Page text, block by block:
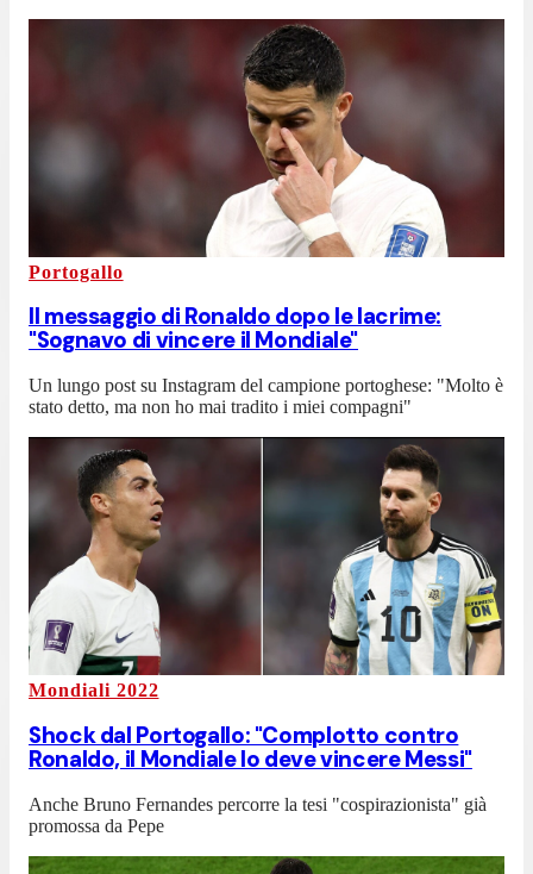
Portogallo
Il messaggio di Ronaldo dopo le lacrime:
"Sognavo di vincere il Mondiale"
Un lungo post su Instagram del campione portoghese: "Molto è
stato detto, ma non ho mai tradito i miei compagni"
Mondiali 2022
Shock dal Portogallo: "Complotto contro
Ronaldo, il Mondiale lo deve vincere Messi"
Anche Bruno Fernandes percorre la tesi "cospirazionista" già
promossa da Pepe